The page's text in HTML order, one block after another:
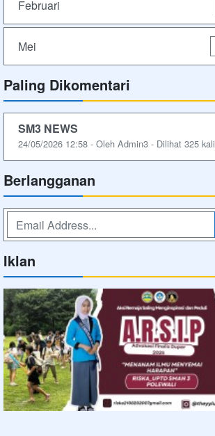
Februari
Mei
Paling Dikomentari
SM3 NEWS
24/05/2026 12:58 - Oleh Admin3 - Dilihat 325 kali
Berlangganan
Iklan